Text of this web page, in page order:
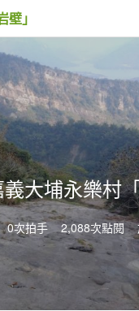
」
大埔永樂村
0次拍手 2,088次點閱